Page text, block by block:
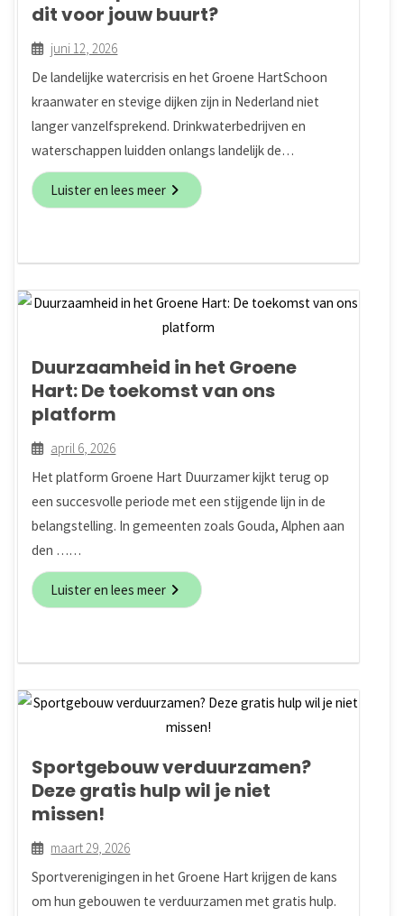
dit voor jouw buurt?
juni 12, 2026
De landelijke watercrisis en het Groene HartSchoon
kraanwater en stevige dijken zijn in Nederland niet
langer vanzelfsprekend. Drinkwaterbedrijven en
waterschappen luidden onlangs landelijk de…
Luister en lees meer
Duurzaamheid in het Groene
Hart: De toekomst van ons
platform
april 6, 2026
Het platform Groene Hart Duurzamer kijkt terug op
een succesvolle periode met een stijgende lijn in de
belangstelling. In gemeenten zoals Gouda, Alphen aan
den ……
Luister en lees meer
Sportgebouw verduurzamen?
Deze gratis hulp wil je niet
missen!
maart 29, 2026
Sportverenigingen in het Groene Hart krijgen de kans
om hun gebouwen te verduurzamen met gratis hulp.